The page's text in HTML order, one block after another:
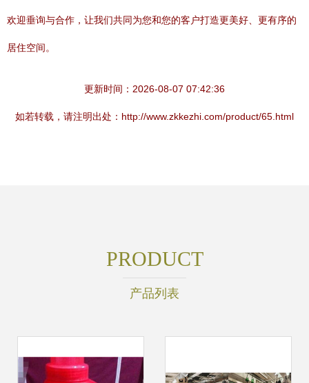
欢迎垂询与合作，让我们共同为您和您的客户打造更美好、更有序的
居住空间。
更新时间：2026-08-07 07:42:36
如若转载，请注明出处：http://www.zkkezhi.com/product/65.html
PRODUCT
产品列表